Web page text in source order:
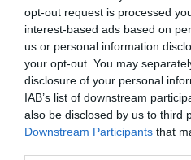
opt-out request is processed
interest-based ads based on
us or personal information
your opt-out. You may
disclosure of your personal
IAB’s list of downstream
also be disclosed by us to third
Downstream Participants that